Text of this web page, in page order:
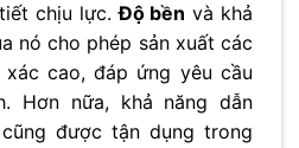
chịu lực.Độ bền và khả
nó cho phép sản xuất các
cao, đáp ứng yêu cầu
Hơn nữa, khả năng dẫn
cũng được tận dụng trong